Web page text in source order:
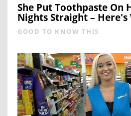
She Put Toothpaste On
Nights Straight – Here's
GOOD TO KNOW THIS